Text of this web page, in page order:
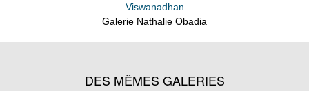
Viswanadhan
Galerie Nathalie Obadia
DES MÊMES GALERIES